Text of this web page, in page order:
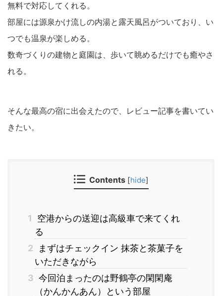
無料で対応してくれる。
部屋には源泉かけ流しの内湯と露天風呂がついており、い
つでも温泉が楽しめる。
数奇づくりの建物と庭園は、歩いて眺めるだけでも癒やさ
れる。
そんな最高の宿に出会えたので、レビュー記事を書いてい
きたい。
Contents [hide]
1
空港からの送迎は高級車で来てくれ
る
2
まずはチェックイン 抹茶と茶菓子を
いただきながら
3 今回泊まったのは野鶴亭の閑閑庵
（かんかんあん）という部屋